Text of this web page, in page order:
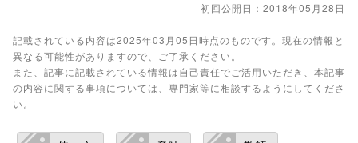
初回公開日：2018年05月28日
記載されている内容は2025年03月05日時点のものです。現在の情報と
異なる可能性がありますので、ご了承ください。
また、記事に記載されている情報は自己責任でご活用いただき、本記事
の内容に関する事項については、専門家等に相談するようにしてくださ
い。